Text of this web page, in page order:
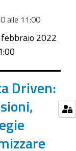
alle 11:00
2022
Driven: